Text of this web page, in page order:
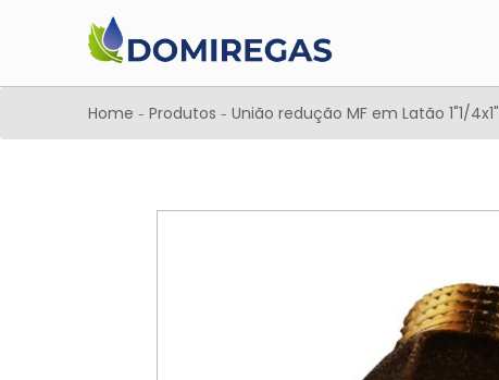
Home - Produtos - União redução MF em Latão 1"1/4x1"